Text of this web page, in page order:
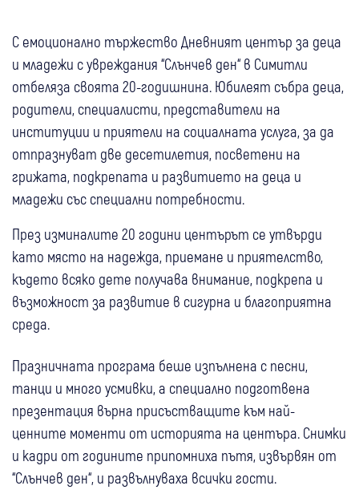
С емоционално тържество Дневният център за деца
и младежи с увреждания “Слънчев ден“ в Симитли
отбеляза своята 20-годишнина. Юбилеят събра деца,
родители, специалисти, представители на
институции и приятели на социалната услуга, за да
отпразнуват две десетилетия, посветени на
грижата, подкрепата и развитието на деца и
младежи със специални потребности.
През изминалите 20 години центърът се утвърди
като място на надежда, приемане и приятелство,
където всяко дете получава внимание, подкрепа и
възможност за развитие в сигурна и благоприятна
среда.
Празничната програма беше изпълнена с песни,
танци и много усмивки, а специално подготвена
презентация върна присъстващите към най-
ценните моменти от историята на центъра. Снимки
и кадри от годините припомниха пътя, извървян от
“Слънчев ден“, и развълнуваха всички гости.